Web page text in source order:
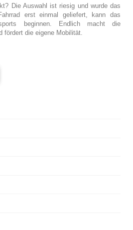
Die Auswahl ist riesig und wurde das
erst einmal geliefert, kann das
beginnen. Endlich macht die
fördert die eigene Mobilität.